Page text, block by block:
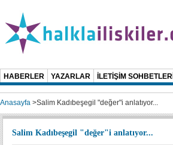
HABERLER YAZARLAR İLETİŞİM SOHBETLERİ
Anasayfa >Salim Kadıbeşegil "değer"i anlatıyor...
Salim Kadıbeşegil "değer"i anlatıyor...